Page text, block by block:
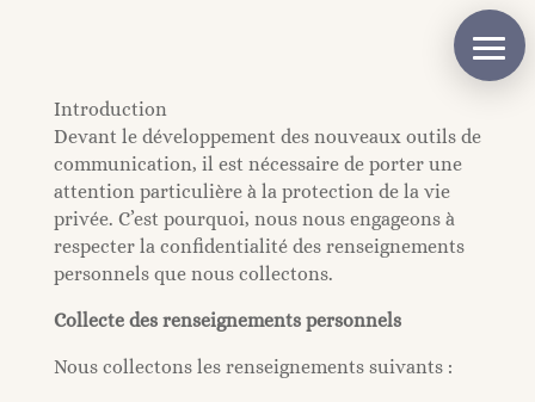
Prendre rendez-vous
Livre d’or
Avantages de la visio
Tests en ligne
Actualités
Introduction
Devant le développement des nouveaux outils de
communication, il est nécessaire de porter une
attention particulière à la protection de la vie
privée. C’est pourquoi, nous nous engageons à
respecter la confidentialité des renseignements
personnels que nous collectons.
Collecte des renseignements personnels
Nous collectons les renseignements suivants :